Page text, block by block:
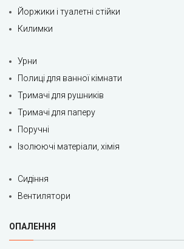
Йоржики і туалетні стійки
Килимки
Урни
Полиці для ванної кімнати
Тримачі для рушників
Тримачі для паперу
Поручні
Ізолюючі матеріали, хімія
Сидіння
Вентилятори
ОПАЛЕННЯ